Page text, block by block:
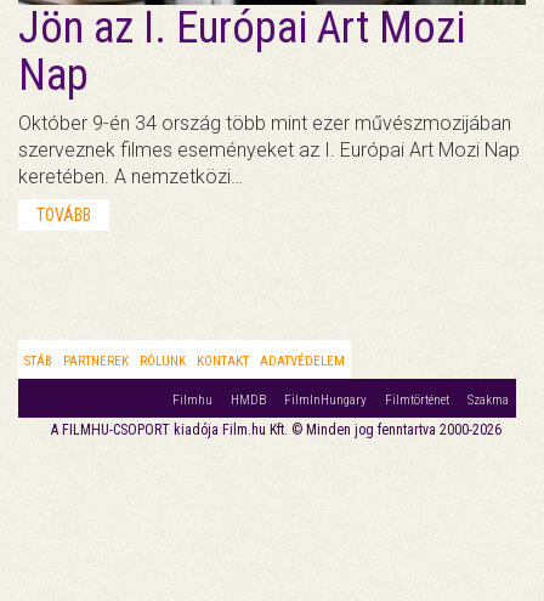
Jön az I. Európai Art Mozi
Nap
Október 9-én 34 ország több mint ezer művészmozijában
szerveznek filmes eseményeket az I. Európai Art Mozi Nap
keretében. A nemzetközi…
TOVÁBB
STÁB PARTNEREK RÓLUNK KONTAKT ADATVÉDELEM
Filmhu HMDB FilmInHungary Filmtörténet Szakma
A FILMHU-CSOPORT kiadója Film.hu Kft. © Minden jog fenntartva 2000-2026